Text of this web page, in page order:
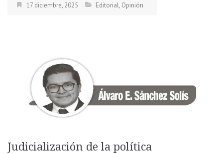
17 diciembre, 2025 Editorial, Opinión
Judicialización de la política